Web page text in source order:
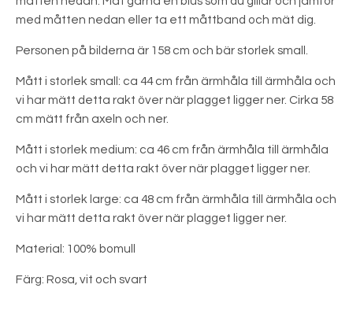
med måtten nedan eller ta ett måttband och mät dig.
Personen på bilderna är 158 cm och bär storlek small.
Mått i storlek small: ca 44 cm från ärmhåla till ärmhåla och
vi har mätt detta rakt över när plagget ligger ner. Cirka 58
cm mätt från axeln och ner.
Mått i storlek medium: ca 46 cm från ärmhåla till ärmhåla
och vi har mätt detta rakt över när plagget ligger ner.
Mått i storlek large: ca 48 cm från ärmhåla till ärmhåla och
vi har mätt detta rakt över när plagget ligger ner.
Material: 100% bomull
Färg: Rosa, vit och svart